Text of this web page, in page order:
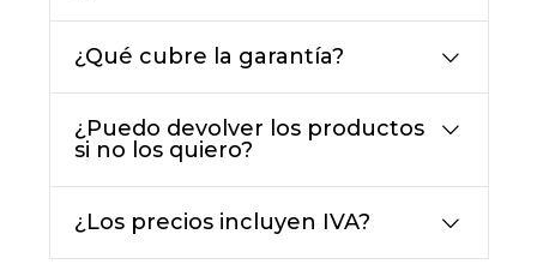
¿Qué cubre la garantía?
¿Puedo devolver los productos
si no los quiero?
¿Los precios incluyen IVA?